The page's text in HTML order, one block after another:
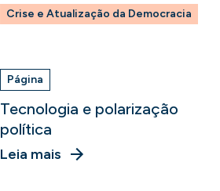
Crise e Atualização da Democracia
Página
Tecnologia e polarização
política
Leia mais